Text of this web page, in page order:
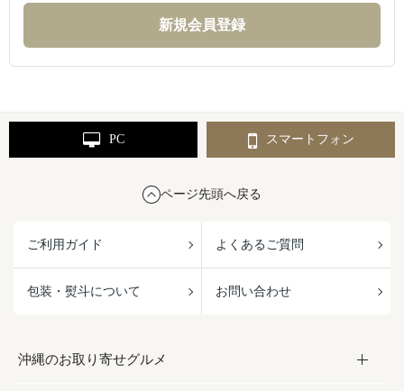
PC スマートフォン
ページ先頭へ戻る
ご利用ガイド よくあるご質問
包装・熨斗について お問い合わせ
沖縄のお取り寄せグルメ